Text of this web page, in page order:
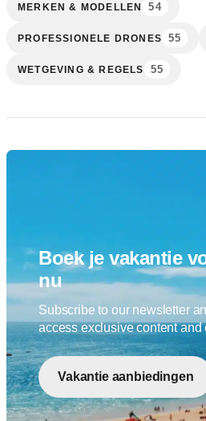
MERKEN & MODELLEN 54
PROFESSIONELE DRONES 55
WETGEVING & REGELS 55
Boek je vakantie
nu
Subscribe to our newsletter
access exclusive content and
Vakantie aanbiedingen